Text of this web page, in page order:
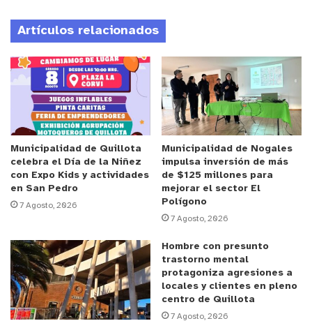
certidumbre regulatoria y las señales económicas
concretas”, señaló.
Anuncio Patrocinado
Martínez explicó que la inversión en el sector
depende fundamentalmente de dos variables:
estabilidad institucional y demanda efectiva. “Se
pueden crear todos los incentivos tributarios
imaginables para los desarrolladores, pero si las
familias no acceden al crédito hipotecario o a
subsidios que reduzcan las barreras de entrada, el
esfuerzo será estéril”, afirmó.
En ese contexto, valoró iniciativas que han sido
discutidas públicamente, como el subsidio para la
adquisición de terrenos o la eliminación gradual de
Artículos relacionados
Municipalidad de Quillota
celebra el Día de la Niñez
con Expo Kids y actividades
en San Pedro
7 Agosto, 2026
Municipalidad de Nogales
impulsa inversión de más
de $125 millones para
mejorar el sector El
Polígono
7 Agosto, 2026
Hombre con presunto
trastorno mental
protagoniza agresiones a
locales y clientes en pleno
centro de Quillota
7 Agosto, 2026